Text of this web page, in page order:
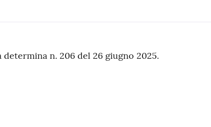
determina n. 206 del 26 giugno 2025.